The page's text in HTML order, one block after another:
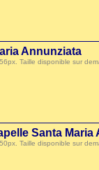
Annunziata
Taille disponible sur
Santa Maria
Taille disponible sur